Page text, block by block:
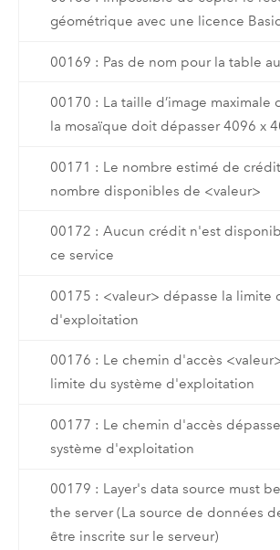
géométrique avec une licence Basic
00169 : Pas de nom pour la table
00170 : La taille d’image maximale
la mosaïque doit dépasser 4096 x
00171 : Le nombre estimé de
nombre disponibles de <valeur>
00172 : Aucun crédit n'est
ce service
00175 : <valeur> dépasse la limite
d'exploitation
00176 : Le chemin d'accès
limite du système d'exploitation
00177 : Le chemin d'accès
système d'exploitation
00179 : Layer's data source must
the server (La source de données
être inscrite sur le serveur)